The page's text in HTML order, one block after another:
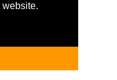
website.